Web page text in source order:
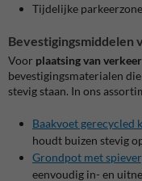
Tijdelijke
Bevestigingsmiddelen
Voor plaatsing van
bevestigingsmaterialen
stevig staan. In ons
Baakvoet gerecycled
houdt buizen stevig
Grondpot met
eenvoudig in- en